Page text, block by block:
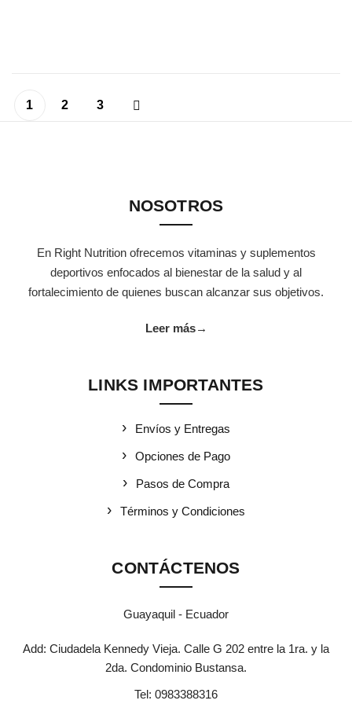
1 2 3
NOSOTROS
En Right Nutrition ofrecemos vitaminas y suplementos
deportivos enfocados al bienestar de la salud y al
fortalecimiento de quienes buscan alcanzar sus objetivos.
Leer más→
LINKS IMPORTANTES
Envíos y Entregas
Opciones de Pago
Pasos de Compra
Términos y Condiciones
CONTÁCTENOS
Guayaquil - Ecuador
Add: Ciudadela Kennedy Vieja. Calle G 202 entre la 1ra. y la
2da. Condominio Bustansa.
Tel: 0983388316